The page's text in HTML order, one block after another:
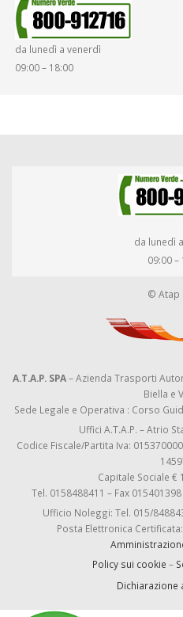
da lunedì a venerdì
09:00 – 18:00
da lunedì
09:00 –
© Atap
A.T.A.P. SPA– Azienda Trasporti
Biella e
Sede Legale e Operativa : Corso
Uffici A.T.A.P. – Atrio
Codice Fiscale/Partita Iva:
Capitale Sociale €
Tel. 0158488411 – Fax 015401398
Ufficio Noleggi: Tel. 015/
Posta Elettronica Certificata:
Policy sui cookie –
Dichiarazione